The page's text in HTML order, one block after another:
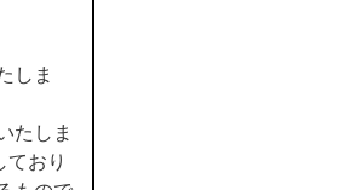
しま
たしま
おり